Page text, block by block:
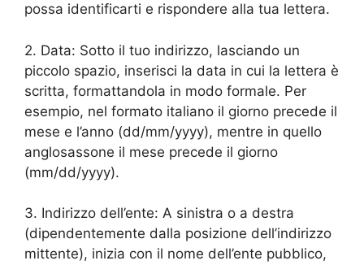
possa identificarti e rispondere alla tua lettera.
2. Data: Sotto il tuo indirizzo, lasciando un
piccolo spazio, inserisci la data in cui la lettera è
scritta, formattandola in modo formale. Per
esempio, nel formato italiano il giorno precede il
mese e l’anno (dd/mm/yyyy), mentre in quello
anglosassone il mese precede il giorno
(mm/dd/yyyy).
3. Indirizzo dell’ente: A sinistra o a destra
(dipendentemente dalla posizione dell’indirizzo
mittente), inizia con il nome dell’ente pubblico,